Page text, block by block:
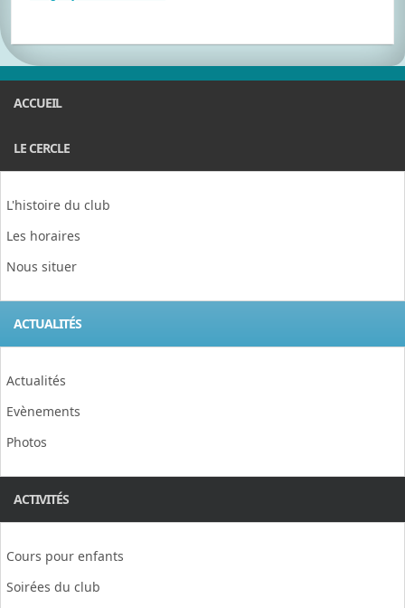
ACCUEIL
LE CERCLE
L'histoire du club
Les horaires
Nous situer
ACTUALITÉS
Actualités
Evènements
Photos
ACTIVITÉS
Cours pour enfants
Soirées du club